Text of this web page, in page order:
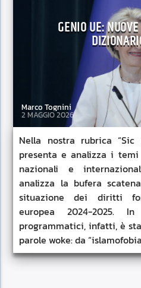
GENIO UE:
Marco Tognini
2 MAGGIO 2026
Nella nostra rubrica “Sic
presenta e analizza i
nazionali e
analizza la bufera
situazione dei diritti
europea 2024-2025.
programmatici, infatti, è
parole woke: da